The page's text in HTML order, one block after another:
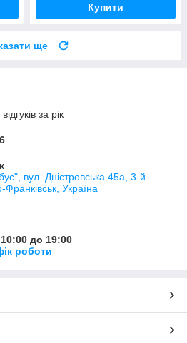
Купити
ще
за рік
вул. Дністровська 45а, 3-й
Україна
до 19:00
роботи